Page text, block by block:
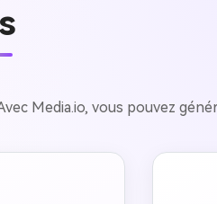
Media.io, vous pouvez